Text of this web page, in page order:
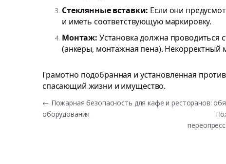
Стеклянные вставки: Если они
и иметь соответствующую маркировку.
Монтаж: Установка должна проводиться
(анкеры, монтажная пена). Некорректный
Грамотно подобранная и установленная
спасающий жизни и имущество.
← Пожарная безопасность для кафе и ресторанов:
оборудования